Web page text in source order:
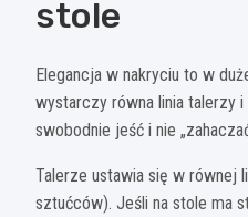
stole
Elegancja w nakryciu to w
wystarczy równa linia talerzy
swobodnie jeść i nie
Talerze ustawia się w równej
sztućców). Jeśli na stole ma